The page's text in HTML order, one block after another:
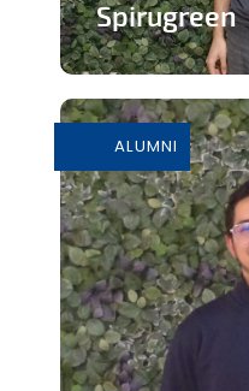
Spirugreen
En savoir plus
ALUMNI